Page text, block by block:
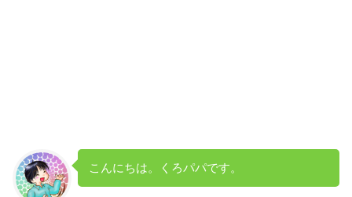
こんにちは。くろパパです。